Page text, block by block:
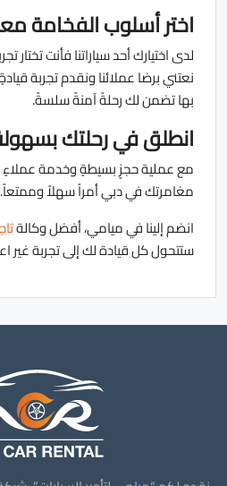
اختر أسلوب الفخامة
لدى اختيارك أحد سياراتنا فأنت
نعتني برضا عملائنا ونقدم تجربة
بها تضمن لك رحلةً آمنةً سلسةً.
انطلق في رحلتك
مع عملية حجزٍ بسيطةٍ وخدمة
مغامرتك في دبي أمراً سهلاً وممتعاً.
انضم إلينا في ميامي، أفضل وكالة
ستتحول كل قيادة لك إلى تجربة غير